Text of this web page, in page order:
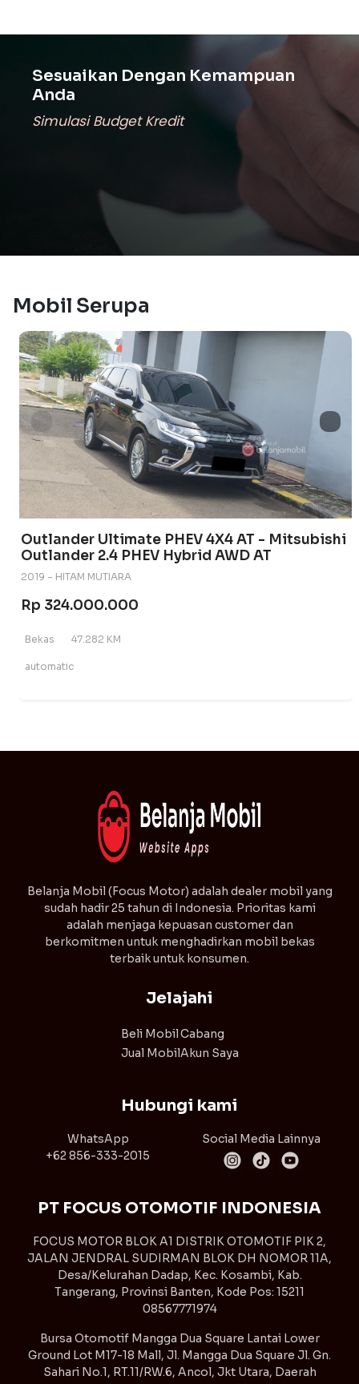
Sesuaikan Dengan Kemampuan
Anda
Simulasi Budget Kredit
Mobil Serupa
Outlander Ultimate PHEV 4X4 AT - Mitsubishi
Outlander 2.4 PHEV Hybrid AWD AT
2019 - HITAM MUTIARA
Rp 324.000.000
Bekas 47.282 KM
automatic
⁠Belanja Mobil (Focus Motor) adalah dealer mobil yang
sudah hadir 25 tahun di Indonesia. Prioritas kami
adalah menjaga kepuasan customer dan
berkomitmen untuk menghadirkan mobil bekas
terbaik untuk konsumen.
Jelajahi
Beli Mobil
Jual Mobil
Cabang
Akun Saya
Hubungi kami
WhatsApp
+62 856-333-2015
Social Media Lainnya
PT FOCUS OTOMOTIF INDONESIA
FOCUS MOTOR BLOK A1 DISTRIK OTOMOTIF PIK 2,
JALAN JENDRAL SUDIRMAN BLOK DH NOMOR 11A,
Desa/Kelurahan Dadap, Kec. Kosambi, Kab.
Tangerang, Provinsi Banten, Kode Pos: 15211
08567771974
Bursa Otomotif Mangga Dua Square Lantai Lower
Ground Lot M17-18 Mall, Jl. Mangga Dua Square Jl. Gn.
Sahari No.1, RT.11/RW.6, Ancol, Jkt Utara, Daerah